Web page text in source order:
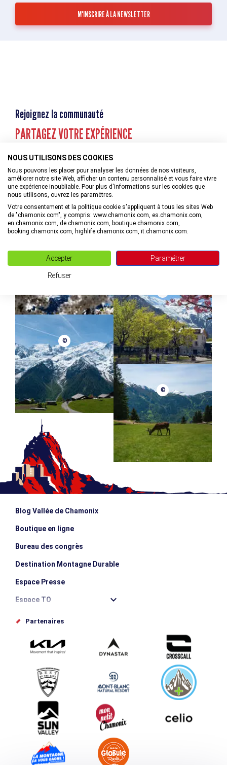
Rejoignez la communauté
PARTAGEZ VOTRE EXPÉRIENCE
©
©
Blog Vallée de Chamonix
Boutique en ligne
Bureau des congrès
Destination Montagne Durable
Espace Presse
Espace TO
Offices de tourisme
Proposez votre évènement
Service groupes et séminaires
Téléchargements
Tourisme et handicap
Partenaires
NOUS UTILISONS DES COOKIES
Nous pouvons les placer pour analyser les données de nos visiteurs,
améliorer notre site Web, afficher un contenu personnalisé et vous faire vivre
une expérience inoubliable. Pour plus d'informations sur les cookies que
nous utilisons, ouvrez les paramètres.
Votre consentement et la politique cookie s'appliquent à tous les sites Web
de "chamonix.com", y compris: www.chamonix.com, es.chamonix.com,
en.chamonix.com, de.chamonix.com, boutique.chamonix.com,
booking.chamonix.com, highlife.chamonix.com, it.chamonix.com.
Accepter Paramétrer
Refuser